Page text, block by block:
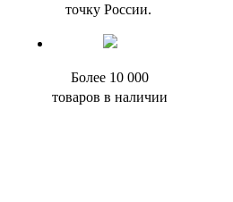
точку России.
Более 10 000
товаров в наличии